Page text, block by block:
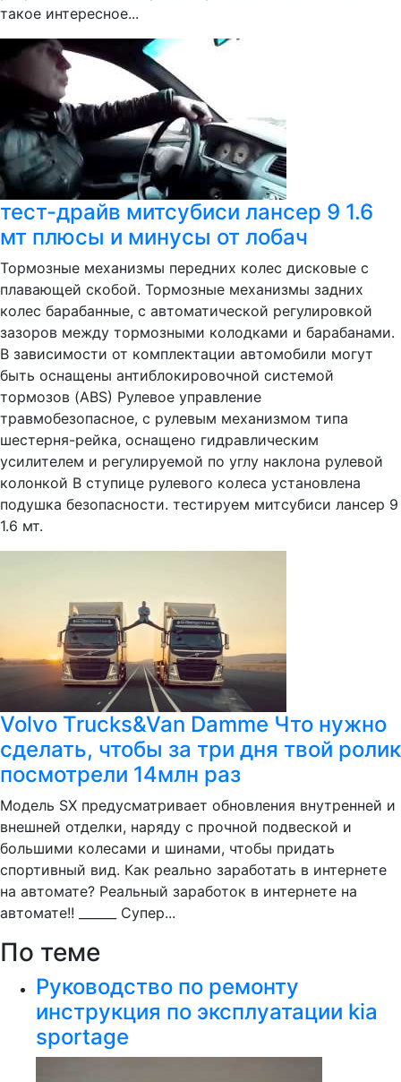
такое интересное...
тест-драйв митсубиси лансер 9 1.6
мт плюсы и минусы от лобач
Тормозные механизмы передних колес дисковые с
плавающей скобой. Тормозные механизмы задних
колес барабанные, с автоматической регулировкой
зазоров между тормозными колодками и барабанами.
В зависимости от комплектации автомобили могут
быть оснащены антиблокировочной системой
тормозов (ABS) Рулевое управление
травмобезопасное, с рулевым механизмом типа
шестерня-рейка, оснащено гидравлическим
усилителем и регулируемой по углу наклона рулевой
колонкой В ступице рулевого колеса установлена
подушка безопасности. тестируем митсубиси лансер 9
1.6 мт.
Volvo Trucks&Van Damme Что нужно
сделать, чтобы за три дня твой ролик
посмотрели 14млн раз
Модель SX предусматривает обновления внутренней и
внешней отделки, наряду с прочной подвеской и
большими колесами и шинами, чтобы придать
спортивный вид. Как реально заработать в интернете
на автомате? Реальный заработок в интернете на
автомате!! ______ Супер...
По теме
Руководство по ремонту
инструкция по эксплуатации kia
sportage